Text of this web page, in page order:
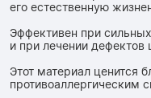
его естественную
Эффективен при
и при лечении дефектов
Этот материал ценится
противоаллергическим